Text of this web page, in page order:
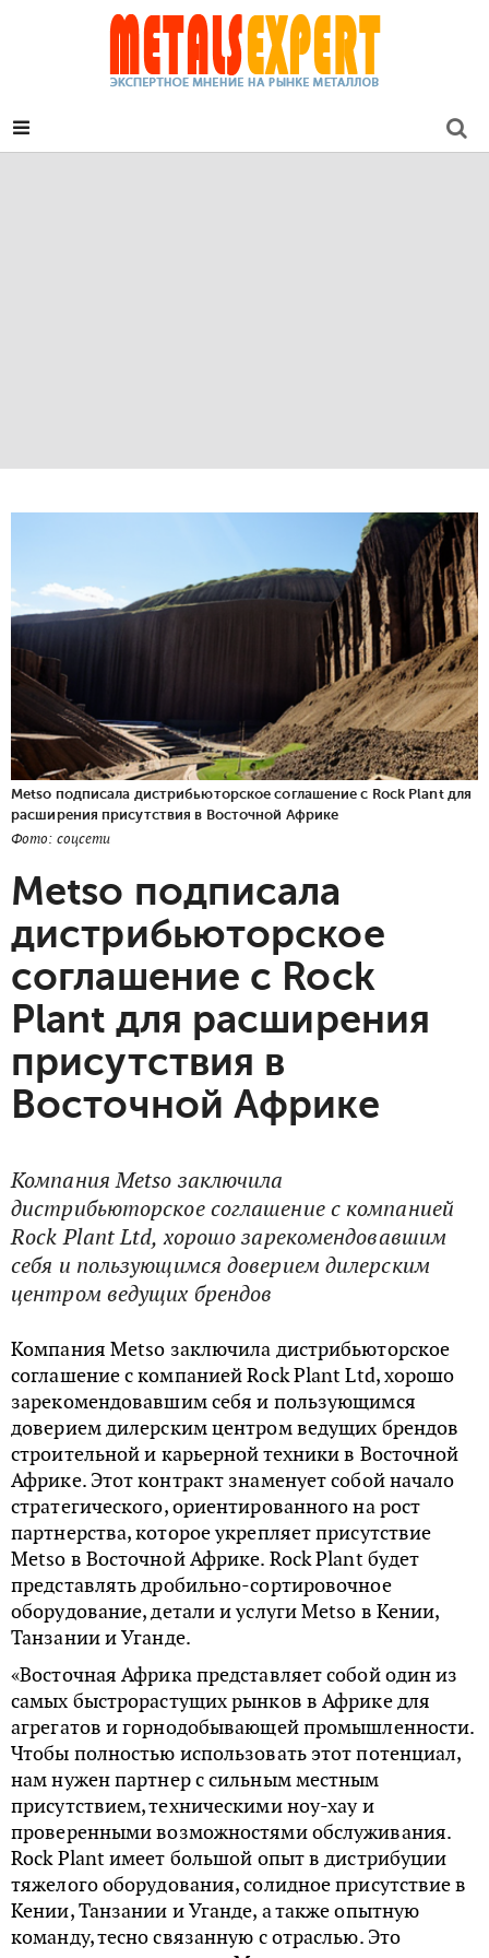
Metso подписала дистрибьюторское соглашение с Rock Plant для
расширения присутствия в Восточной Африке
Фото: соцсети
Metso подписала
дистрибьюторское
соглашение с Rock
Plant для расширения
присутствия в
Восточной Африке
Компания Metso заключила
дистрибьюторское соглашение с компанией
Rock Plant Ltd, хорошо зарекомендовавшим
себя и пользующимся доверием дилерским
центром ведущих брендов
Компания Metso заключила дистрибьюторское
соглашение с компанией Rock Plant Ltd, хорошо
зарекомендовавшим себя и пользующимся
доверием дилерским центром ведущих брендов
строительной и карьерной техники в Восточной
Африке. Этот контракт знаменует собой начало
стратегического, ориентированного на рост
партнерства, которое укрепляет присутствие
Metso в Восточной Африке. Rock Plant будет
представлять дробильно-сортировочное
оборудование, детали и услуги Metso в Кении,
Танзании и Уганде.
«Восточная Африка представляет собой один из
самых быстрорастущих рынков в Африке для
агрегатов и горнодобывающей промышленности.
Чтобы полностью использовать этот потенциал,
нам нужен партнер с сильным местным
присутствием, техническими ноу-хау и
проверенными возможностями обслуживания.
Rock Plant имеет большой опыт в дистрибуции
тяжелого оборудования, солидное присутствие в
Кении, Танзании и Уганде, а также опытную
команду, тесно связанную с отраслью. Это